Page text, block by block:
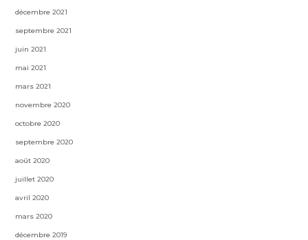
décembre 2021
septembre 2021
juin 2021
mai 2021
mars 2021
novembre 2020
octobre 2020
septembre 2020
août 2020
juillet 2020
avril 2020
mars 2020
décembre 2019